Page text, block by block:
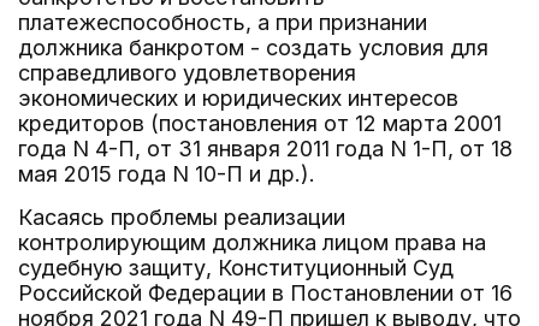
платежеспособность, а при признании
должника банкротом - создать условия для
справедливого удовлетворения
экономических и юридических интересов
кредиторов (постановления от 12 марта 2001
года N 4-П, от 31 января 2011 года N 1-П, от 18
мая 2015 года N 10-П и др.).
Касаясь проблемы реализации
контролирующим должника лицом права на
судебную защиту, Конституционный Суд
Российской Федерации в Постановлении от 16
ноября 2021 года N 49-П пришел к выводу, что